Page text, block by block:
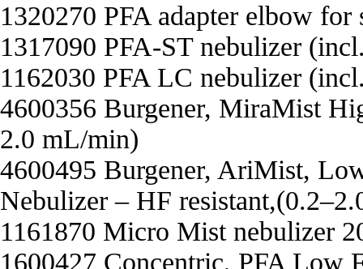
1320270 PFA adapter elbow for
1317090 PFA-ST nebulizer
1162030 PFA LC nebulizer
4600356 Burgener, MiraMist
2.0 mL/min)
4600495 Burgener, AriMist,
Nebulizer – HF
1161870 Micro Mist nebulizer
1600427 Concentric, PFA Low